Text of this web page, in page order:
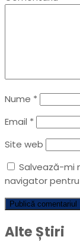
Nume *
Email *
Site web
Salvează-mi
navigator
Alte Știri